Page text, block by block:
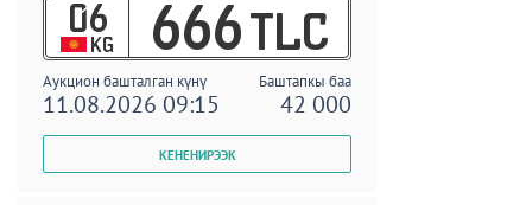
06
KG 666 TLC
Аукцион башталган күнү Баштапкы баа
11.08.2026 09:15 42 000